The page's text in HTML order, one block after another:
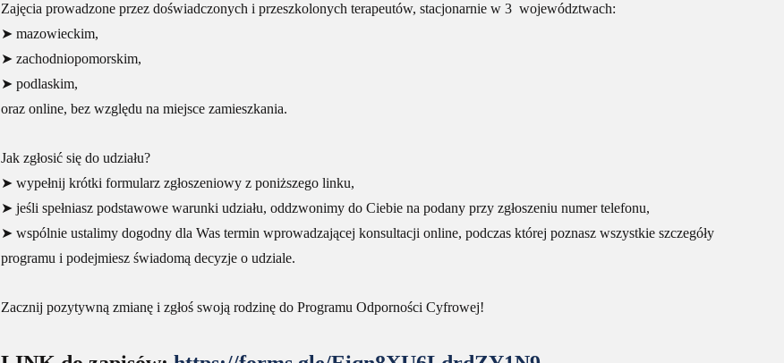
Zajęcia prowadzone przez doświadczonych i przeszkolonych terapeutów, stacjonarnie w 3 województwach:
➤ mazowieckim,
➤ zachodniopomorskim,
➤ podlaskim,
oraz online, bez względu na miejsce zamieszkania.
Jak zgłosić się do udziału?
➤ wypełnij krótki formularz zgłoszeniowy z poniższego linku,
➤ jeśli spełniasz podstawowe warunki udziału, oddzwonimy do Ciebie na podany przy zgłoszeniu numer telefonu,
➤ wspólnie ustalimy dogodny dla Was termin wprowadzającej konsultacji online, podczas której poznasz wszystkie szczegóły
programu i podejmiesz świadomą decyzje o udziale.
Zacznij pozytywną zmianę i zgłoś swoją rodzinę do Programu Odporności Cyfrowej!